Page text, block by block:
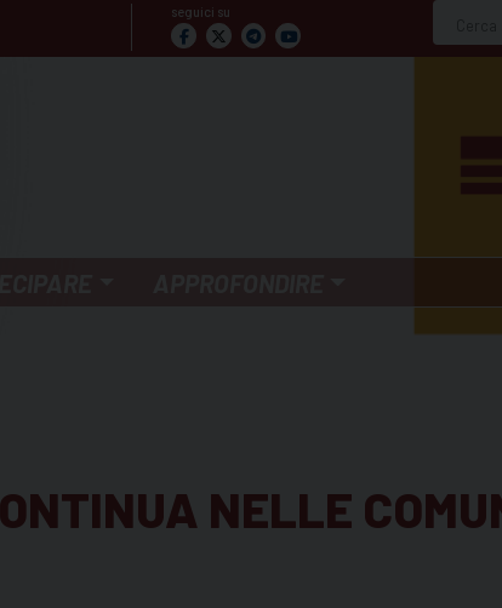
seguici su
per:
NELLE